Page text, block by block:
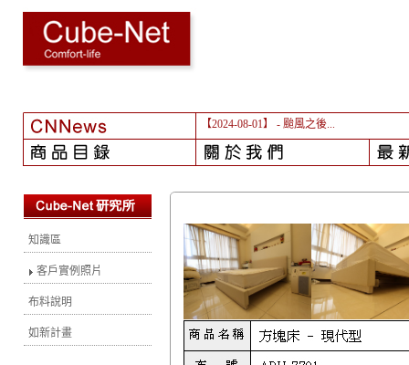
【2024-08-01】 - 颱風之後...
知識區
客戶實例照片
布料說明
如新計畫